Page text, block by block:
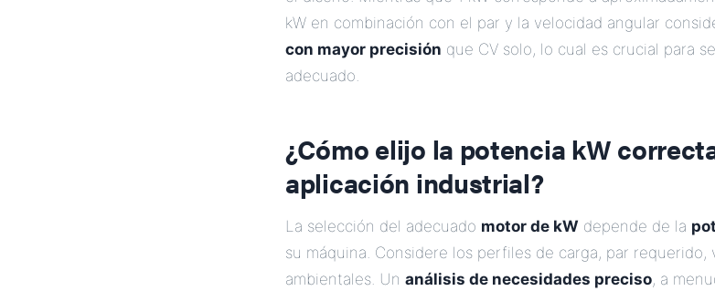
kW en combinación con el par y la velocidad angular
con mayor precisión que CV solo, lo cual es crucial para
adecuado.
¿Cómo elijo la potencia kW
aplicación industrial?
La selección del adecuado motor de kW depende de la
su máquina. Considere los perfiles de carga, par
ambientales. Un análisis de necesidades preciso, a